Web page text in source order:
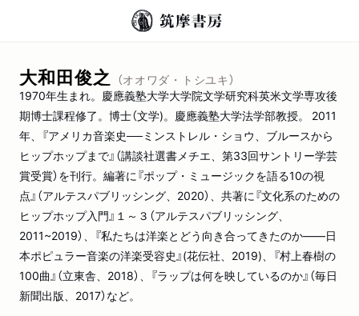
大和田俊之 （オオワダ・トシユキ）
1970年生まれ。慶應義塾大学大学院文学研究科英米文学専攻後
期博士課程修了。博士（文学)。慶應義塾大学法学部教授。 2011
年、『アメリカ音楽史──ミンストレル・ショウ、ブルースから
ヒップホップまで』（講談社選書メチエ、第33回サントリー学芸
賞受賞）を刊行。編著に『ポップ・ミュージックを語る10の視
点』（アルテスパブリッシング、2020）、共著に『文化系のための
ヒップホップ入門』１～３（アルテスパブリッシング、
2011~2019）、『私たちは洋楽とどう向き合ってきたのか――日
本ポピュラー音楽の洋楽受容史』(花伝社、2019)、『村上春樹の
100曲』（立東舎、2018）、『ラップは何を映しているのか』（毎日
新聞出版、2017）など。